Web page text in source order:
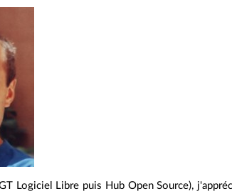
Logiciel Libre puis Hub Open Source),